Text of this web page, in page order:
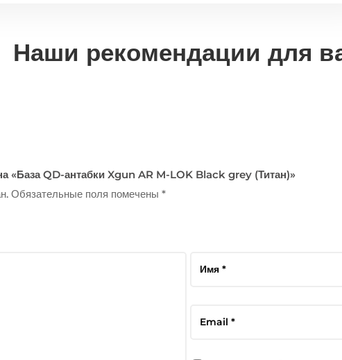
Наши рекомендации для
«База QD-антабки Xgun AR M-LOK Black grey (Титан)»
Обязательные поля помечены*